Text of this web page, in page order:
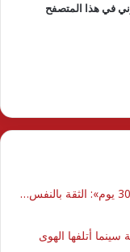
في هذا المتصفح
الإعلامية الجزائرية د.كريمة الشامي تكتب لـ «30 يوم»: الثقة بالنفس…